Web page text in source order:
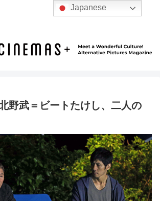
野武＝ビートたけし、二人の
Japanese